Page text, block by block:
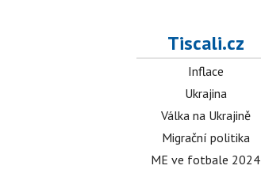
Tiscali.cz
Inflace
Ukrajina
Válka na Ukrajině
Migrační politika
ME ve fotbale 2024